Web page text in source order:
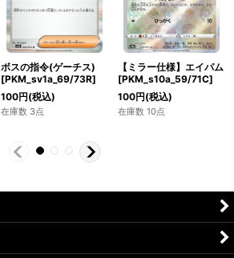
ボスの指令(ゲーチス)
[PKM_sv1a_69/73R]
100円(税込)
在庫数 3点
【ミラー仕様】エイパム
[PKM_s10a_59/71C]
100円(税込)
在庫数 10点